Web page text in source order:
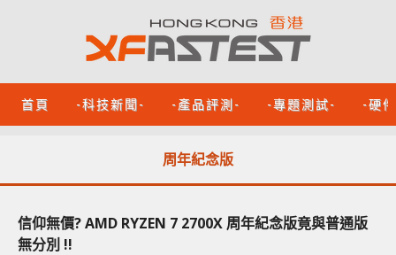
首頁 -科技新聞- -產品評測- -專題測試- -硬
周年紀念版
信仰無價? AMD RYZEN 7 2700X 周年紀念版竟與普通版
無分別 !!